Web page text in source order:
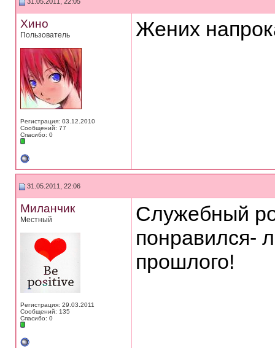
Хино
Пользователь
Регистрация: 03.12.2010
Сообщений: 77
Спасибо: 0
Жених
31.05.2011, 22:06
Миланчик
Местный
Регистрация: 29.03.2011
Сообщений: 135
Спасибо: 0
Служебный
понравился-
прошлого!